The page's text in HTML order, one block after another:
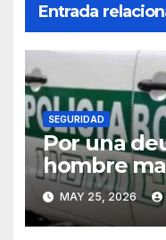
Entrada
SEGURIDAD
Por una
hombre
víctima en
Paz
MAY 25, 2026